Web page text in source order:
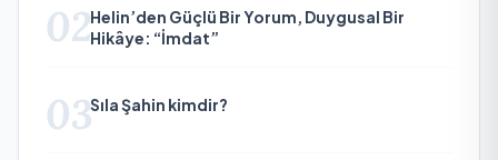
02Helin’den Güçlü Bir Yorum, Duygusal Bir
Hikâye: “İmdat”
03Sıla Şahin kimdir?